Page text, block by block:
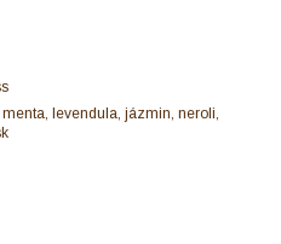
levendula, jázmin, neroli,